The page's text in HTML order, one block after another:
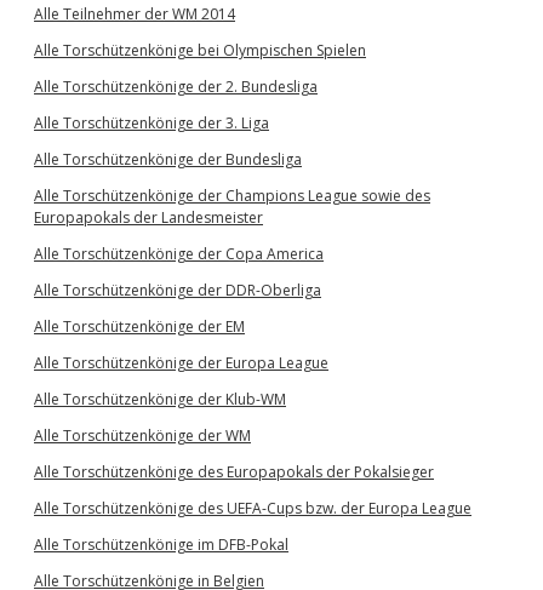
Alle Teilnehmer der WM 2014
Alle Torschützenkönige bei Olympischen Spielen
Alle Torschützenkönige der 2. Bundesliga
Alle Torschützenkönige der 3. Liga
Alle Torschützenkönige der Bundesliga
Alle Torschützenkönige der Champions League sowie des
Europapokals der Landesmeister
Alle Torschützenkönige der Copa America
Alle Torschützenkönige der DDR-Oberliga
Alle Torschützenkönige der EM
Alle Torschützenkönige der Europa League
Alle Torschützenkönige der Klub-WM
Alle Torschützenkönige der WM
Alle Torschützenkönige des Europapokals der Pokalsieger
Alle Torschützenkönige des UEFA-Cups bzw. der Europa League
Alle Torschützenkönige im DFB-Pokal
Alle Torschützenkönige in Belgien